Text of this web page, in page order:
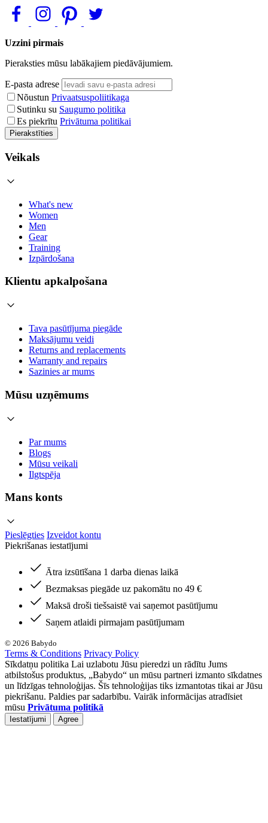
Uzzini pirmais
Pieraksties mūsu labākajiem piedāvājumiem.
E-pasta adrese
Nõustun Privaatsuspoliitikaga
Sutinku su Saugumo politika
Es piekrītu Privātuma politikai
Pierakstīties
Veikals
What's new
Women
Men
Gear
Training
Izpārdošana
Klientu apkalpošana
Tava pasūtījuma piegāde
Maksājumu veidi
Returns and replacements
Warranty and repairs
Sazinies ar mums
Mūsu uzņēmums
Par mums
Blogs
Mūsu veikali
Ilgtspēja
Mans konts
Pieslēgties Izveidot kontu
Piekrišanas iestatījumi
Ātra izsūtīšana 1 darba dienas laikā
Bezmaksas piegāde uz pakomātu no 49 €
Maksā droši tiešsaistē vai saņemot pasūtījumu
Saņem atlaidi pirmajam pasūtījumam
© 2026 Babydo
Terms & Conditions Privacy Policy
Sīkdatņu politika Lai uzlabotu Jūsu pieredzi un rādītu Jums
atbilstošus produktus, „Babydo“ un mūsu partneri izmanto sīkdatnes
un līdzīgas tehnoloģijas. Šīs tehnoloģijas tiks izmantotas tikai ar Jūsu
piekrišanu. Paldies par sadarbību. Vairāk informācijas atradīsiet
mūsu Privātuma politikā
Iestatījumi Agree